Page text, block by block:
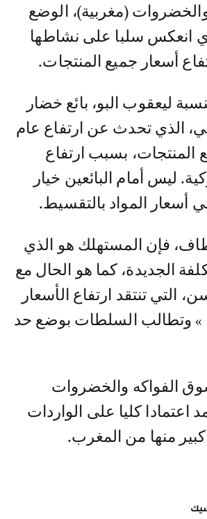
(مغربية)، الوضع
انعكس سلبا على نشاطها
أسعار جميع المنتجات.
ليعقوب البو، بائع خضار
الذي تحدث عن ارتفاع عام
المنتجات، بسبب ارتفاع
ليس أمام البائعين خيار
أسعار المواد بالتقسيط.
فإن المستهلك هو الذي
الجديدة، كما هو الحال مع
تنتقد ارتفاع الأسعار
» وتطالب السلطات بوضع حد
الفواكه والخضروات
اعتمادا كليا على الواردات
منها من المغرب.